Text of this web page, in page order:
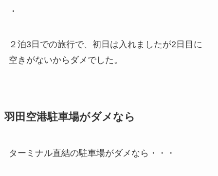
・
２泊3日での旅行で、初日は入れましたが2日目に
空きがないからダメでした。
羽田空港駐車場がダメなら
ターミナル直結の駐車場がダメなら・・・